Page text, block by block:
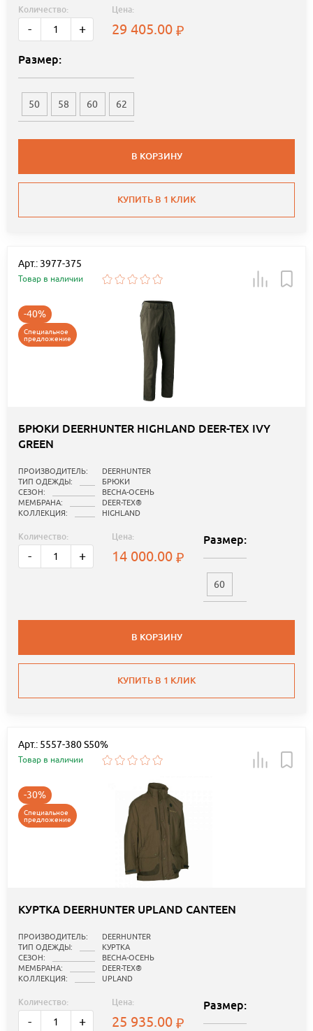
Количество:
- +
Цена:
29 405.00
Размер:
50 58 60 62
В КОРЗИНУ
КУПИТЬ В 1 КЛИК
Арт.: 3977-375
Товар в наличии
-40%
Специальное
предложение
БРЮКИ DEERHUNTER HIGHLAND DEER-TEX IVY
GREEN
ПРОИЗВОДИТЕЛЬ:
DEERHUNTER
ТИП ОДЕЖДЫ:
БРЮКИ
СЕЗОН:
ВЕСНА-ОСЕНЬ
МЕМБРАНА:
DEER-TEX®
КОЛЛЕКЦИЯ:
HIGHLAND
Количество:
- +
Цена:
14 000.00
Размер:
60
В КОРЗИНУ
КУПИТЬ В 1 КЛИК
Арт.: 5557-380 S50%
Товар в наличии
-30%
Специальное
предложение
КУРТКА DEERHUNTER UPLAND CANTEEN
ПРОИЗВОДИТЕЛЬ:
DEERHUNTER
ТИП ОДЕЖДЫ:
КУРТКА
СЕЗОН:
ВЕСНА-ОСЕНЬ
МЕМБРАНА:
DEER-TEX®
КОЛЛЕКЦИЯ:
UPLAND
Количество:
- +
Цена:
25 935.00
Размер: